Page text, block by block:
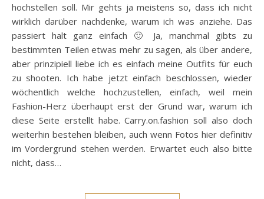
hochstellen soll. Mir gehts ja meistens so, dass ich nicht
wirklich darüber nachdenke, warum ich was anziehe. Das
passiert halt ganz einfach 🙂 Ja, manchmal gibts zu
bestimmten Teilen etwas mehr zu sagen, als über andere,
aber prinzipiell liebe ich es einfach meine Outfits für euch
zu shooten. Ich habe jetzt einfach beschlossen, wieder
wöchentlich welche hochzustellen, einfach, weil mein
Fashion-Herz überhaupt erst der Grund war, warum ich
diese Seite erstellt habe. Carry.on.fashion soll also doch
weiterhin bestehen bleiben, auch wenn Fotos hier definitiv
im Vordergrund stehen werden. Erwartet euch also bitte
nicht, dass…